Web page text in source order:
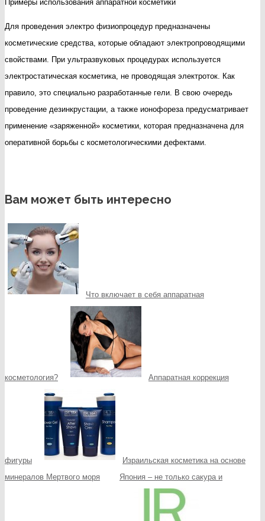
Примеры использования аппаратной косметики
Для проведения электро физиопроцедур предназначены
косметические средства, которые обладают электропроводящими
свойствами. При ультразвуковых процедурах используется
электростатическая косметика, не проводящая электроток. Как
правило, это специально разработанные гели. В свою очередь
проведение дезинкрустации, а также ионофореза предусматривает
применение «заряженной» косметики, которая предназначена для
оперативной борьбы с косметологическими дефектами.
Вам может быть интересно
Что включает в себя аппаратная
косметология? Аппаратная коррекция
фигуры
Израильская косметика на основе
минералов Мертвого моря
Япония – не только сакура и